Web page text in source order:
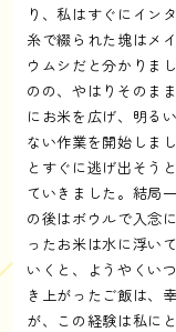
り、私はすぐにイン
糸で綴られた塊はメ
ウムシだと分かりま
のの、やはりそのま
にお米を広げ、明る
ない作業を開始しま
とすぐに逃げ出そう
ていきました。結局
の後はボウルで入念
ったお米は水に浮い
いくと、ようやくい
き上がったご飯は、
が、この経験は私に